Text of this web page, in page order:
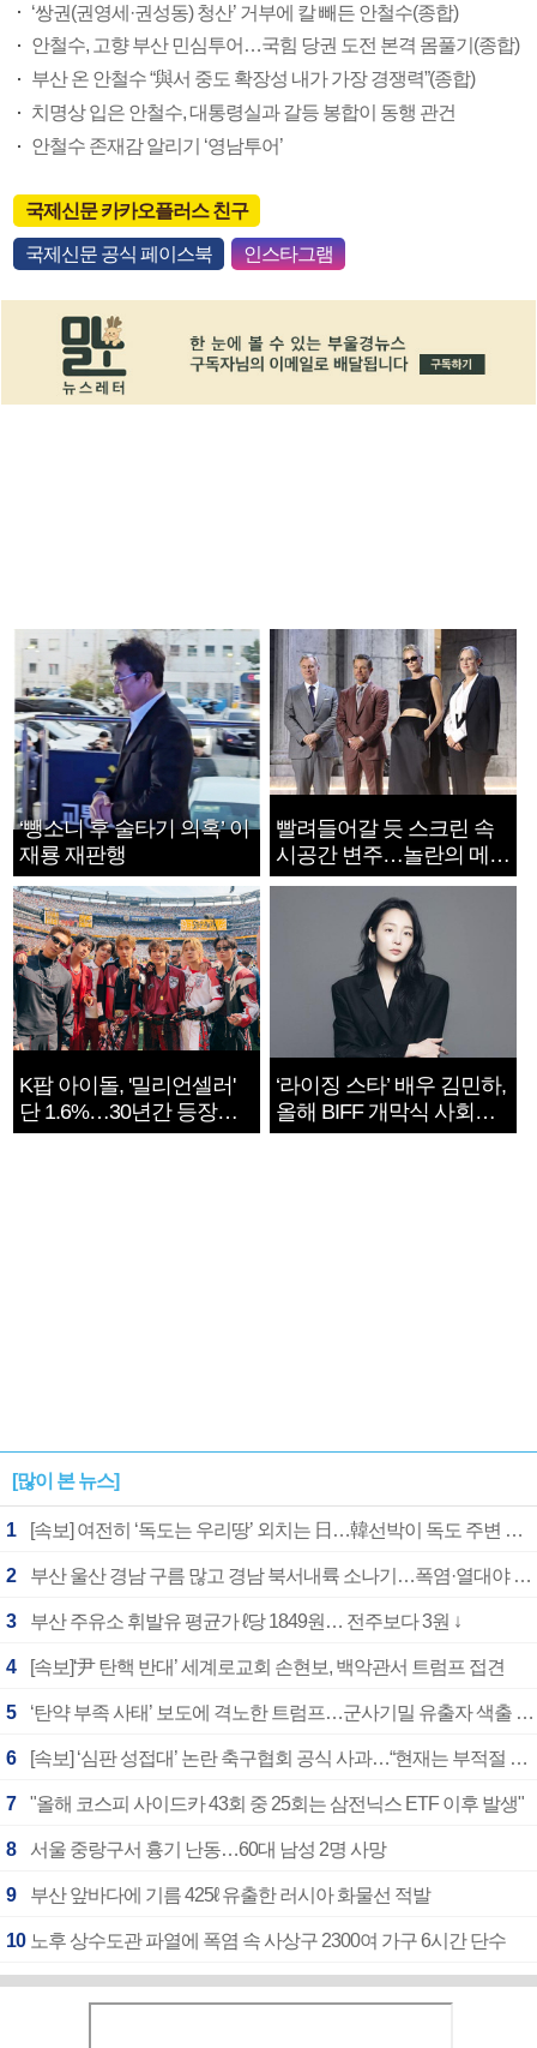
‘쌍권(권영세·권성동) 청산’ 거부에 칼 빼든 안철수(종합)
안철수, 고향 부산 민심투어…국힘 당권 도전 본격 몸풀기(종합)
부산 온 안철수 “與서 중도 확장성 내가 가장 경쟁력”(종합)
치명상 입은 안철수, 대통령실과 갈등 봉합이 동행 관건
안철수 존재감 알리기 ‘영남투어’
국제신문 카카오플러스 친구
국제신문 공식 페이스북 인스타그램
‘뺑소니 후 술타기 의혹’ 이
재룡 재판행
빨려들어갈 듯 스크린 속
시공간 변주…놀란의 메시
지는 ‘전쟁 속죄’
K팝 아이돌, '밀리언셀러'
단 1.6%…30년간 등장
1182개팀 전수조사
‘라이징 스타’ 배우 김민하,
올해 BIFF 개막식 사회자
확정
[많이 본 뉴스]
1 [속보] 여전히 ‘독도는 우리땅’ 외치는 日…韓선박이 독도 주변 해양조사 활동하자 반발
2 부산 울산 경남 구름 많고 경남 북서내륙 소나기…폭염·열대야 계속
3 부산 주유소 휘발유 평균가 ℓ당 1849원… 전주보다 3원 ↓
4 [속보]‘尹 탄핵 반대’ 세계로교회 손현보, 백악관서 트럼프 접견
5 ‘탄약 부족 사태’ 보도에 격노한 트럼프…군사기밀 유출자 색출 지시
6 [속보] ‘심판 성접대’ 논란 축구협회 공식 사과…“현재는 부적절 행위 없어”
7 "올해 코스피 사이드카 43회 중 25회는 삼전닉스 ETF 이후 발생"
8 서울 중랑구서 흉기 난동…60대 남성 2명 사망
9 부산 앞바다에 기름 425ℓ 유출한 러시아 화물선 적발
10 노후 상수도관 파열에 폭염 속 사상구 2300여 가구 6시간 단수